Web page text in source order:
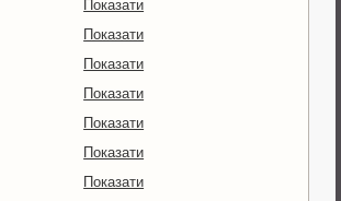
Показати
Показати
Показати
Показати
Показати
Показати
Показати